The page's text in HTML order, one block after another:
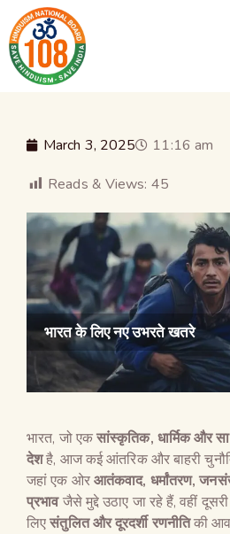
March 3, 2025
11:16 am
Reads & Views: 45
भारत के लिए नए उभरते खतरे
भारत, जो एकसांस्कृतिक, धार्मिक और
देशहै, आज कई आंतरिक और बाहरी
जहां एक ओरआतंकवाद, धर्मांतरण,
प्रभावजैसे मुद्दे उठाए जा रहे हैं, वहीं
लिएसंतुलित और दूरदर्शी रणनीतिकी